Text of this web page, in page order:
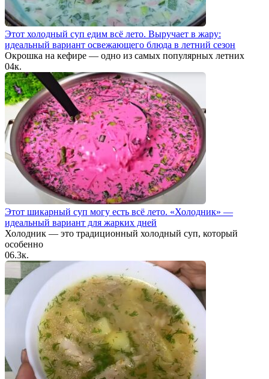
Этот холодный суп едим всё лето. Выручает в жару:
идеальный вариант освежающего блюда в летний сезон
Окрошка на кефире — одно из самых популярных летних
04к.
Этот шикарный суп могу есть всё лето. «Холодник» —
идеальный вариант для жарких дней
Холодник — это традиционный холодный суп, который
особенно
06.3к.